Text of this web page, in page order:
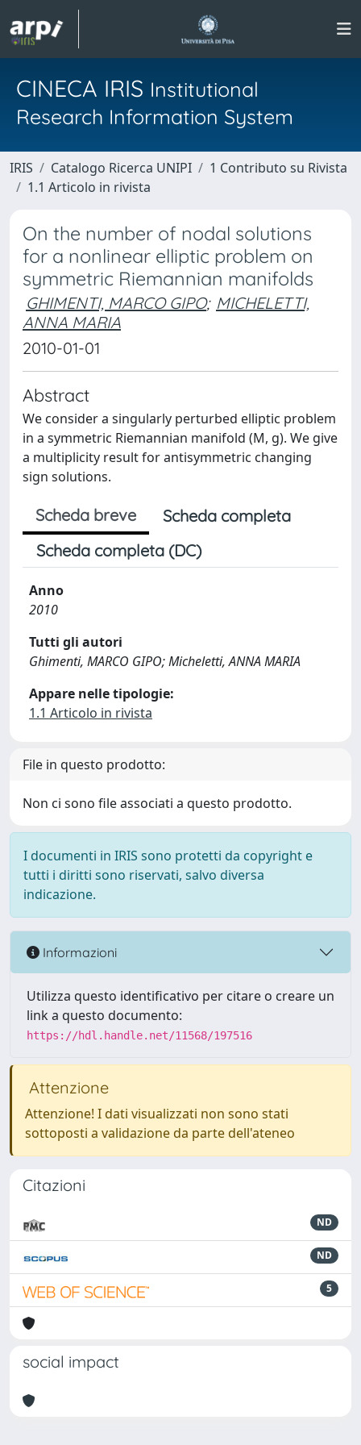
CINECA IRIS Institutional
Research Information System
IRIS Catalogo Ricerca UNIPI
1 Contributo su Rivista
1.1 Articolo in rivista
On the number of nodal solutions
for a nonlinear elliptic problem on
symmetric Riemannian manifolds
GHIMENTI, MARCO GIPO; MICHELETTI,
ANNA MARIA
2010-01-01
Abstract
We consider a singularly perturbed elliptic problem
in a symmetric Riemannian manifold (M, g). We give
a multiplicity result for antisymmetric changing
sign solutions.
Scheda breve
Scheda completa
Scheda completa (DC)
Anno
2010
Tutti gli autori
Ghimenti, MARCO GIPO; Micheletti, ANNA MARIA
Appare nelle tipologie:
1.1 Articolo in rivista
File in questo prodotto:
Non ci sono file associati a questo prodotto.
I documenti in IRIS sono protetti da copyright e
tutti i diritti sono riservati, salvo diversa
indicazione.
Informazioni
Utilizza questo identificativo per citare o creare un
link a questo documento:
https://hdl.handle.net/11568/197516
Attenzione
Attenzione! I dati visualizzati non sono stati
sottoposti a validazione da parte dell'ateneo
Citazioni
ND
ND
5
social impact